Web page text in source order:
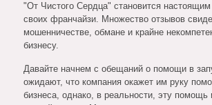
"От Чистого Сердца" становится
своих франчайзи. Множество отзывов
мошенничестве, обмане и крайне
бизнесу.
Давайте начнем с обещаний о помощи в
ожидают, что компания окажет им руку
бизнеса, однако, в реальности, эту помощь